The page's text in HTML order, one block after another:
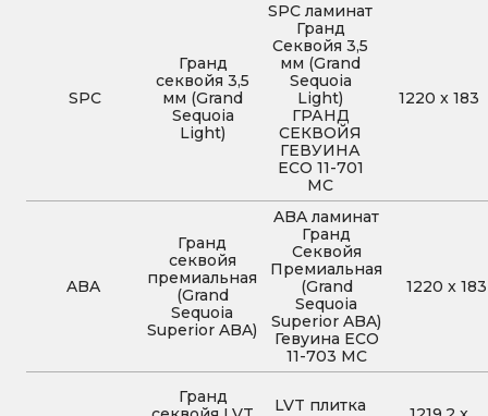
SPC
Гранд
секвойя 3,5
мм (Grand
Sequoia
Light)
SPC ламинат
Гранд
Секвойя 3,5
мм (Grand
Sequoia
Light)
ГРАНД
СЕКВОЙЯ
ГЕВУИНА
ЕСО 11-701
MC
1220 x 183
ABA
Гранд
секвойя
премиальная
(Grand
Sequoia
Superior ABA)
ABA ламинат
Гранд
Секвойя
Премиальная
(Grand
Sequoia
Superior ABA)
Гевуина ECO
11-703 MC
1220 x 183
Гранд
LVT плитка